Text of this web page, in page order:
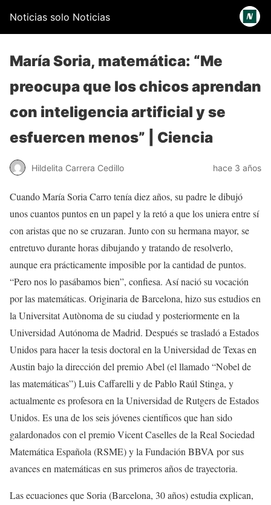
Noticias solo Noticias
María Soria, matemática: “Me
preocupa que los chicos aprendan
con inteligencia artificial y se
esfuercen menos” | Ciencia
Hildelita Carrera Cedillo hace 3 años
Cuando María Soria Carro tenía diez años, su padre le dibujó
unos cuantos puntos en un papel y la retó a que los uniera entre sí
con aristas que no se cruzaran. Junto con su hermana mayor, se
entretuvo durante horas dibujando y tratando de resolverlo,
aunque era prácticamente imposible por la cantidad de puntos.
“Pero nos lo pasábamos bien”, confiesa. Así nació su vocación
por las matemáticas. Originaria de Barcelona, hizo sus estudios en
la Universitat Autònoma de su ciudad y posteriormente en la
Universidad Autónoma de Madrid. Después se trasladó a Estados
Unidos para hacer la tesis doctoral en la Universidad de Texas en
Austin bajo la dirección del premio Abel (el llamado “Nobel de
las matemáticas”) Luis Caffarelli y de Pablo Raúl Stinga, y
actualmente es profesora en la Universidad de Rutgers de Estados
Unidos. Es una de los seis jóvenes científicos que han sido
galardonados con el premio Vicent Caselles de la Real Sociedad
Matemática Española (RSME) y la Fundación BBVA por sus
avances en matemáticas en sus primeros años de trayectoria.
Las ecuaciones que Soria (Barcelona, 30 años) estudia explican,